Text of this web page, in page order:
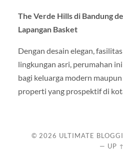
The Verde Hills di Bandung
Lapangan Basket
Dengan desain elegan,
lingkungan asri, perumahan
bagi keluarga modern
properti yang prospektif di
© 2026 ULTIMATE
— UP ↑